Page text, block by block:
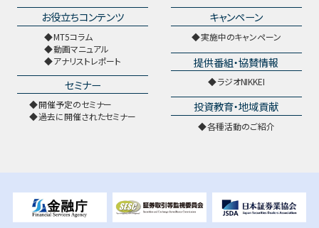
お役立ちコンテンツ
MT5コラム
動画マニュアル
アナリストレポート
セミナー
開催予定のセミナー
過去に開催されたセミナー
キャンペーン
実施中のキャンペーン
提供番組・協賛情報
ラジオNIKKEI
投資教育・地域貢献
各種活動のご紹介